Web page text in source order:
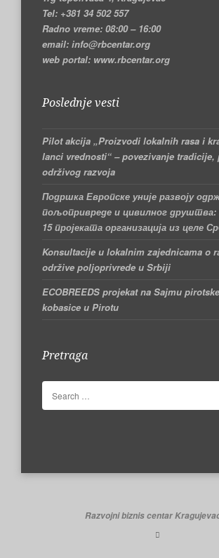
Tel: +381 34 502 557
Radno vreme: 08:00 – 16:00
email: info@rbcentar.org
web portal: www.rbcentar.org
Poslednje vesti
Pilot akcija „Proizvodi lokalnih rasa i
lanci vrednosti“ – povezivanje tradicije,
održivog razvoja
Подршка Европске уније развоју
пољопривреде и цивилног
15 пројеката организација из целе
Konsultacije u lokalnim zajednicama o
održive poljoprivrede u Srbiji
ECOBREEDS projekat na Sajmu
kobasice u Pirotu
Pretraga
Razvojni biznis centar